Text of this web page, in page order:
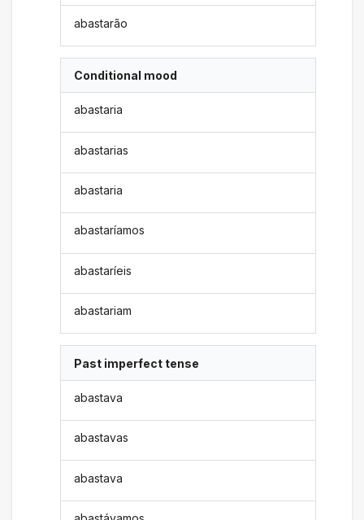
abastarão
Conditional mood
abastaria
abastarias
abastaria
abastaríamos
abastaríeis
abastariam
Past imperfect tense
abastava
abastavas
abastava